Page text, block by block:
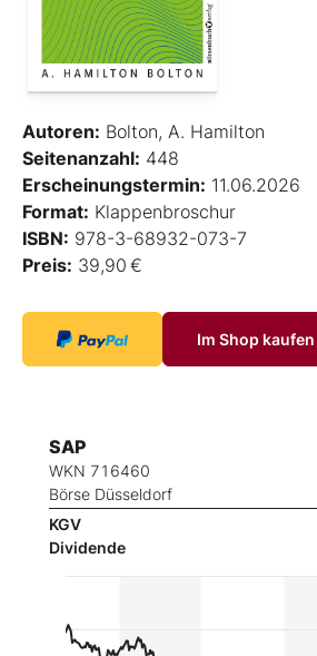
Autoren: Bolton, A. Hamilton
Seitenanzahl: 448
Erscheinungstermin: 11.06.2026
Format: Klappenbroschur
ISBN: 978-3-68932-073-7
Preis: 39,90 €
Im Shop kaufen
SAP
WKN 716460
Börse Düsseldorf
KGV
Dividende